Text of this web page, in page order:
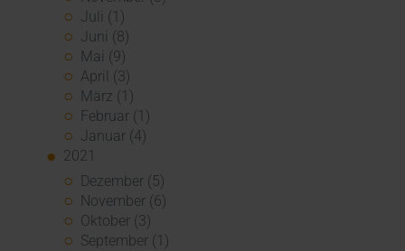
Juli (1)
Juni (8)
Mai (9)
April (3)
März (1)
Februar (1)
Januar (4)
2021
Dezember (5)
November (6)
Oktober (3)
September (1)